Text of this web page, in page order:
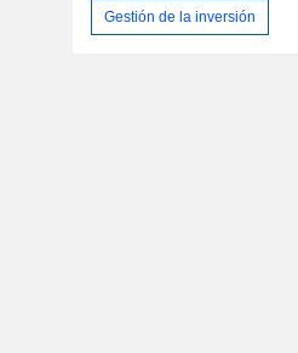
Gestión de la inversión